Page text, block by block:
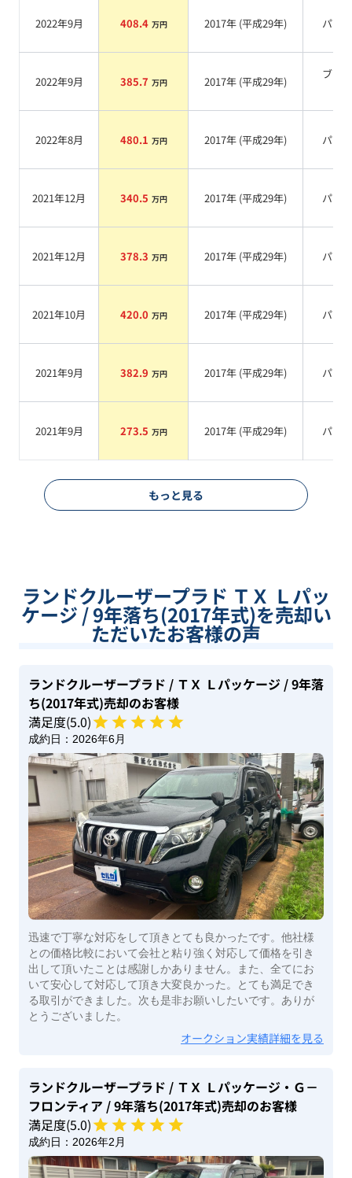
2022年9月 408.4 万円 2017年 (平成29年) パール
2022年9月 385.7 万円 2017年 (平成29年)
ブラ
2022年8月 480.1 万円 2017年 (平成29年) パール
2021年12月 340.5 万円 2017年 (平成29年) パール
2021年12月 378.3 万円 2017年 (平成29年) パール
2021年10月 420.0 万円 2017年 (平成29年) パール
2021年9月 382.9 万円 2017年 (平成29年) パール
2021年9月 273.5 万円 2017年 (平成29年) パール
もっと見る
ランドクルーザープラド ＴＸ Ｌパッ
ケージ / 9年落ち(2017年式)を売却い
ただいたお客様の声
ランドクルーザープラド / ＴＸ Ｌパッケージ / 9年落
ち(2017年式)売却のお客様
満足度(5.0)
成約日： 2026年6月
迅速で丁寧な対応をして頂きとても良かったです。他社様
との価格比較において会社と粘り強く対応して価格を引き
出して頂いたことは感謝しかありません。また、全てにお
いて安心して対応して頂き大変良かった。とても満足でき
る取引ができました。次も是非お願いしたいです。ありが
とうございました。
オークション実績詳細を見る
ランドクルーザープラド / ＴＸ Ｌパッケージ・Ｇ－
フロンティア / 9年落ち(2017年式)売却のお客様
満足度(5.0)
成約日： 2026年2月